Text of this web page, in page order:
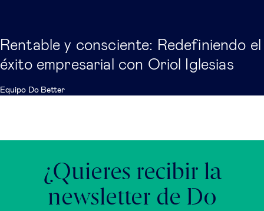
Rentable y consciente: Redefiniendo el
éxito empresarial con Oriol Iglesias
Equipo Do Better
¿Quieres recibir la
newsletter de Do